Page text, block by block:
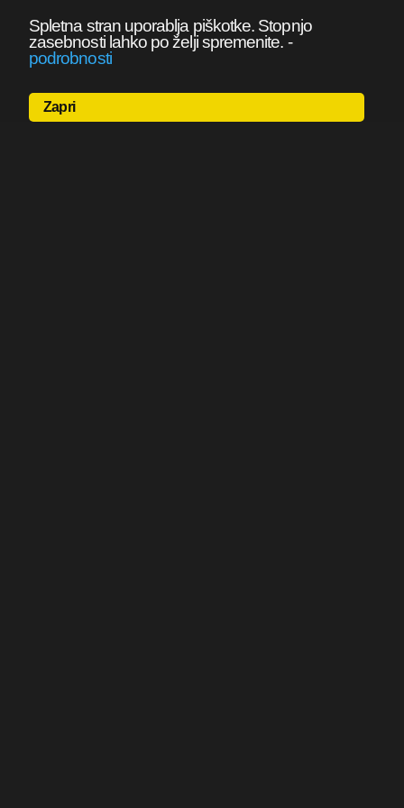
Spletna stran uporablja piškotke. Stopnjo
zasebnosti lahko po želji spremenite. -
podrobnosti
Zapri